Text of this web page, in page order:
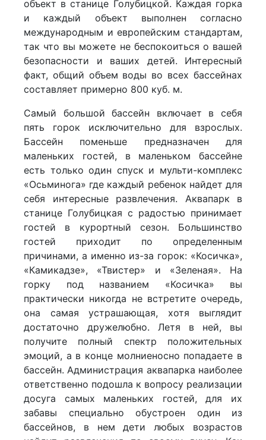
объект в станице Голубицкой. Каждая горка
и каждый объект выполнен согласно
международным и европейским стандартам,
так что вы можете не беспокоиться о вашей
безопасности и ваших детей. Интересный
факт, общий объем воды во всех бассейнах
составляет примерно 800 куб. м.
Самый большой бассейн включает в себя
пять горок исключительно для взрослых.
Бассейн поменьше предназначен для
маленьких гостей, в маленьком бассейне
есть только один спуск и мульти-комплекс
«Осьминога» где каждый ребенок найдет для
себя интересные развлечения. Аквапарк в
станице Голубицкая с радостью принимает
гостей в курортный сезон. Большинство
гостей приходит по определенным
причинами, а именно из-за горок: «Косичка»,
«Камикадзе», «Твистер» и «Зеленая». На
горку под названием «Косичка» вы
практически никогда не встретите очередь,
она самая устрашающая, хотя выглядит
достаточно дружелюбно. Летя в ней, вы
получите полный спектр положительных
эмоций, а в конце молниеносно попадаете в
бассейн. Администрация аквапарка наиболее
ответственно подошла к вопросу реализации
досуга самых маленьких гостей, для их
забавы специально обустроен один из
бассейнов, в нем дети любых возрастов